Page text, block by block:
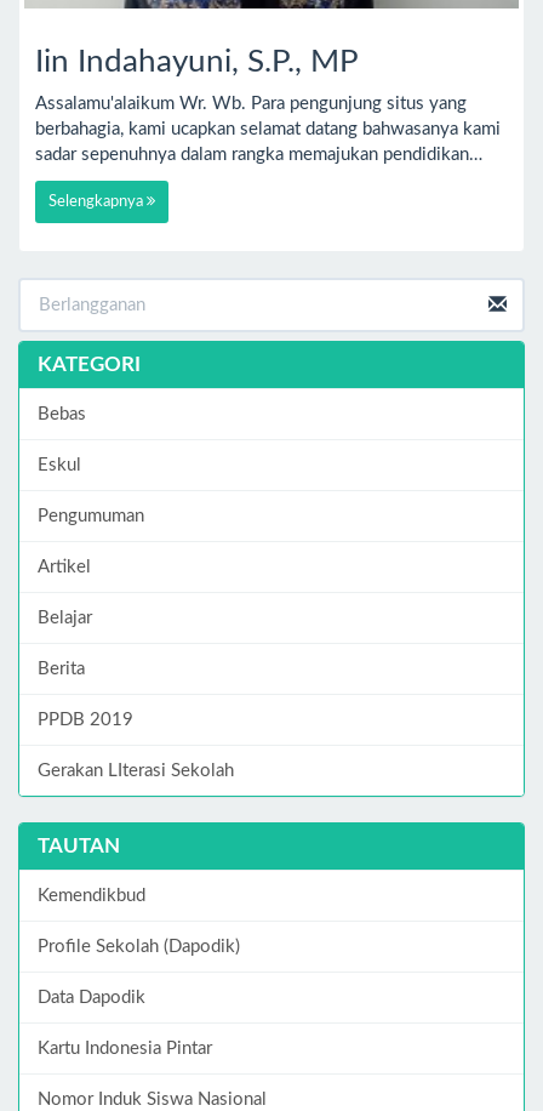
Iin Indahayuni, S.P., MP
Assalamu'alaikum Wr. Wb. Para pengunjung situs yang
berbahagia, kami ucapkan selamat datang bahwasanya kami
sadar sepenuhnya dalam rangka memajukan pendidikan…
Selengkapnya
KATEGORI
Bebas
Eskul
Pengumuman
Artikel
Belajar
Berita
PPDB 2019
Gerakan LIterasi Sekolah
TAUTAN
Kemendikbud
Profile Sekolah (Dapodik)
Data Dapodik
Kartu Indonesia Pintar
Nomor Induk Siswa Nasional